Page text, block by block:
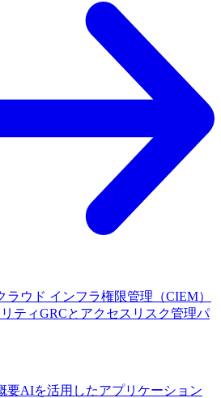
ラウド インフラ権限管理（CIEM）
ティGRCとアクセスリスク管理パ
要AIを活用したアプリケーション